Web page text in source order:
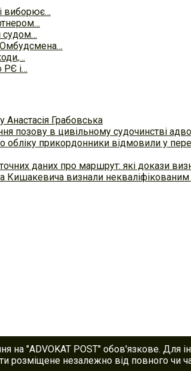
виборює…
судом…
Омбудсмена…
РЄ і…
Грабовська
позову в цивільному судочинстві
прикордонники відмовили у
даних про маршрут: які докази
визнали некваліфікованим
на "ADVOKAT POST" обов'язкове.
незалежно від повного чи